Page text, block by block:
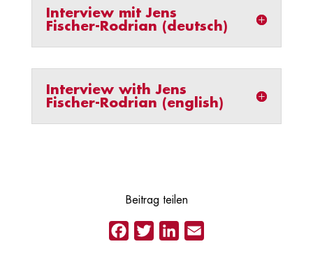
Interview mit Jens
Fischer-Rodrian (deutsch)
Interview with Jens
Fischer-Rodrian (english)
Beitrag teilen
Facebook
Twitter LinkedIn